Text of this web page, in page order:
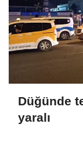
Düğünde
yaralı